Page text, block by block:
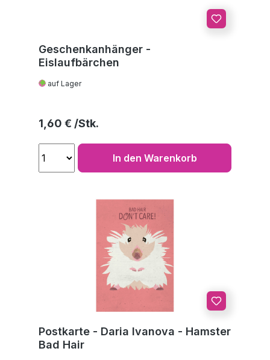
Geschenkanhänger -
Eislaufbärchen
auf Lager
Regulärer Preis:
1,60 €
In den Warenkorb
Postkarte - Daria Ivanova - Hamster
Bad Hair